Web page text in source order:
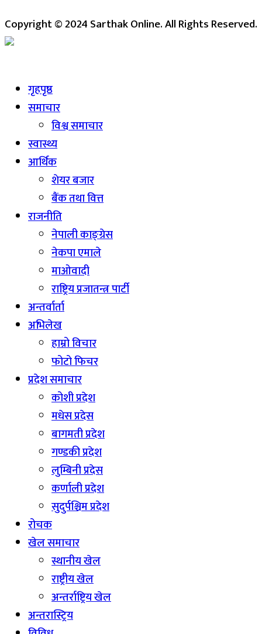
Copyright © 2024 Sarthak Online. All Rights Reserved.
गृहपृष्ठ
समाचार
विश्व समाचार
स्वास्थ्य
आर्थिक
शेयर बजार
बैंक तथा वित्त
राजनीति
नेपाली काङ्ग्रेस
नेकपा एमाले
माओवादी
राष्ट्रिय प्रजातन्त्र पार्टी
अन्तर्वार्ता
अभिलेख
हाम्रो विचार
फोटो फिचर
प्रदेश समाचार
कोशी प्रदेश
मधेस प्रदेस
बागमती प्रदेश
गण्डकी प्रदेश
लुम्बिनी प्रदेस
कर्णाली प्रदेश
सुदुर्पश्चिम प्रदेश
रोचक
खेल समाचार
स्थानीय खेल
राष्ट्रीय खेल
अन्तर्राष्ट्रिय खेल
अन्तरास्ट्रिय